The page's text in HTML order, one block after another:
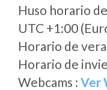
Huso horario
UTC +1:00
Horario de
Horario de
Webcams : Ver